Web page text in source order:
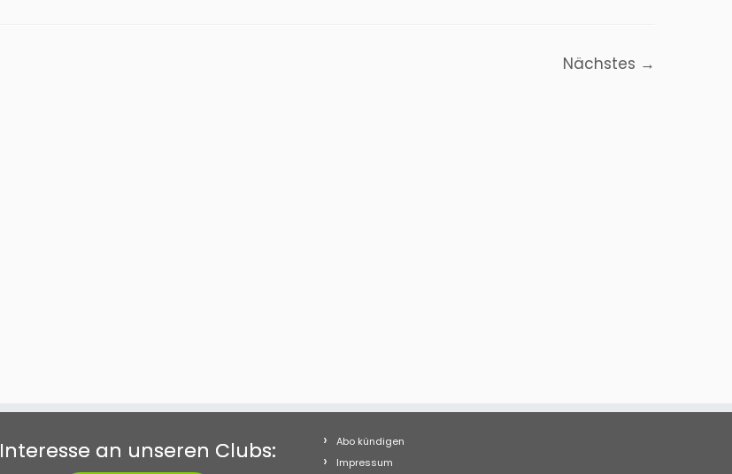
Nächstes →
Interesse an unseren Clubs:
Abo kündigen
Impressum